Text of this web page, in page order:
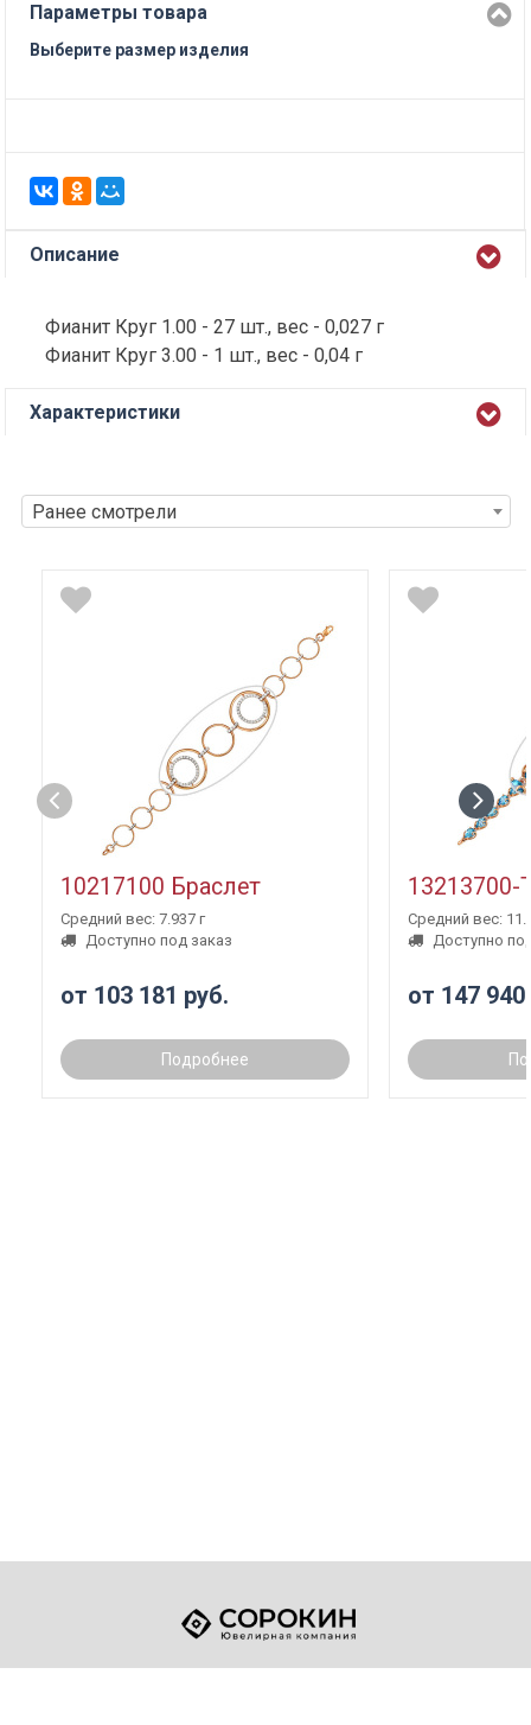
Параметры товара
Выберите размер изделия
Описание
Фианит Круг 1.00 - 27 шт., вес - 0,027 г
Фианит Круг 3.00 - 1 шт., вес - 0,04 г
Характеристики
Ранее смотрели
10217100 Браслет
Средний вес: 7.937 г
Доступно под заказ
от 103 181 руб.
Подробнее
13213700-
Средний вес:
Доступно
от 147 940